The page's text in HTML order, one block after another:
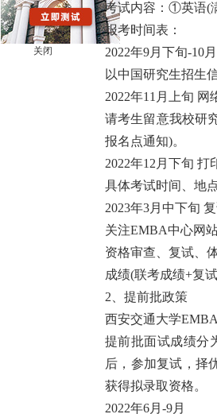
关闭
考试内容：①英语(
报考时间表：
2022年9月下旬-10
以中国研究生招生
2022年11月上旬 网
请考生留意我校研
报名点通知)。
2022年12月下旬
具体考试时间、地
2023年3月中下旬
关注EMBA中心网站
资格审查、复试、
成绩(联考成绩+复
2、提前批政策
西安交通大学
提前批面试成绩分
后，参加复试，择
获得拟录取资格。
2022年6月-9月